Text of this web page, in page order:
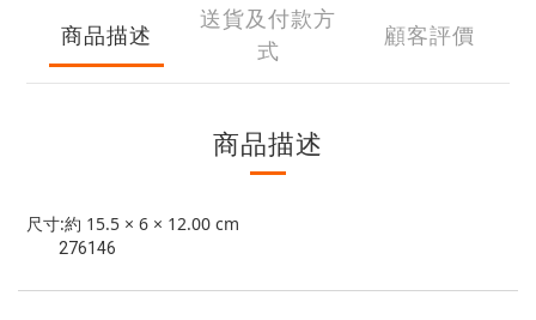
商品描述
送貨及付款方
式
顧客評價
商品描述
尺寸:約 15.5 × 6 × 12.00 cm
276146